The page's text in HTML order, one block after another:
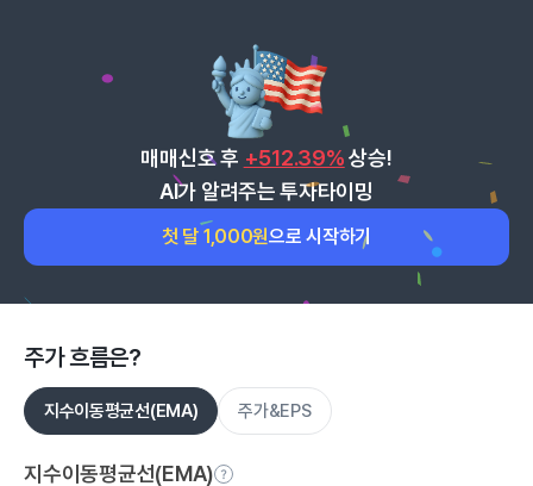
매매신호 후 +512.39% 상승!
AI가 알려주는 투자타이밍
첫 달 1,000원으로 시작하기
주가 흐름은?
지수이동평균선(EMA) 주가&EPS
지수이동평균선(EMA)